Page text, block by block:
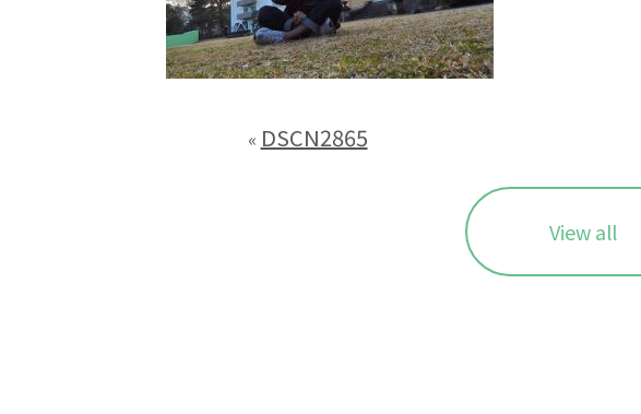
« DSCN2865
View all